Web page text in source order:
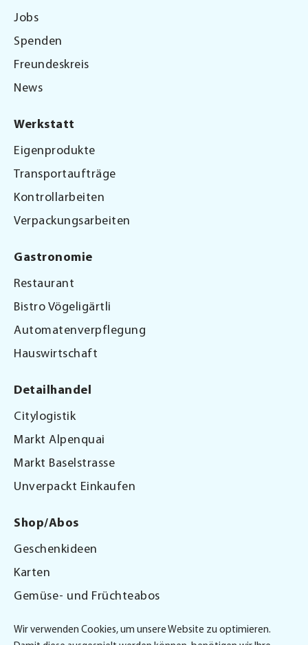
Jobs
Spenden
Freundeskreis
News
Werkstatt
Eigenprodukte
Transportaufträge
Kontrollarbeiten
Verpackungsarbeiten
Gastronomie
Restaurant
Bistro Vögeligärtli
Automatenverpflegung
Hauswirtschaft
Detailhandel
Citylogistik
Markt Alpenquai
Markt Baselstrasse
Unverpackt Einkaufen
Shop/Abos
Geschenkideen
Karten
Gemüse- und Früchteabos
Wir verwenden Cookies, um unsere Website zu optimieren.